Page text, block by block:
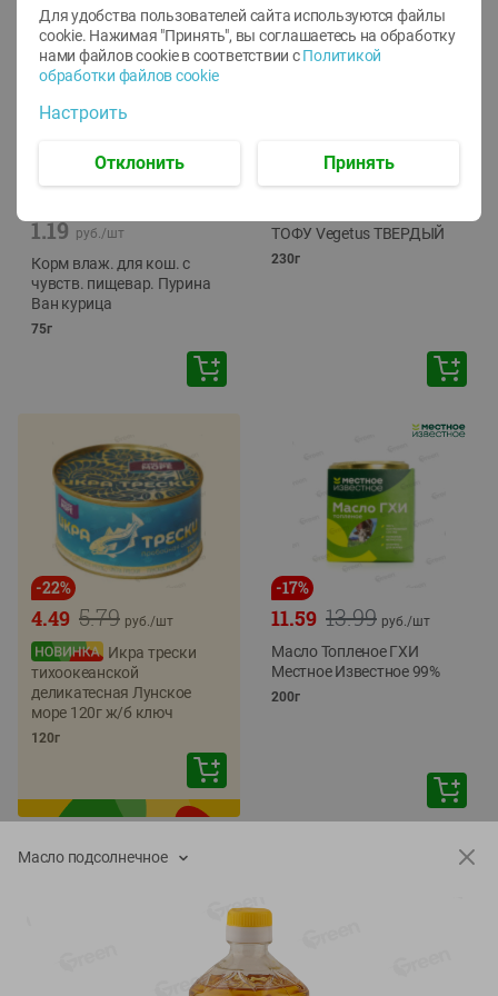
1.19 руб./шт
Корм влаж. для кош. с
чувств. пищевар. Пурина
Ван курица
75г
ТОФУ Vegetus ТВЕРДЫЙ
230г
-22%
5.79
4.49 руб./шт
Икра трески
тихоокеанской
деликатесная Лунское
море 120г ж/б ключ
120г
-17%
13.99
11.59 руб./шт
Масло Топленое ГХИ
Местное Известное 99%
200г
Масло подсолнечное
Для удобства пользователей сайта используются файлы
cookie. Нажимая "Принять", вы соглашаетесь на обработку
нами файлов cookie в соответствии с Политикой
обработки файлов cookie
Настроить
Отклонить Принять